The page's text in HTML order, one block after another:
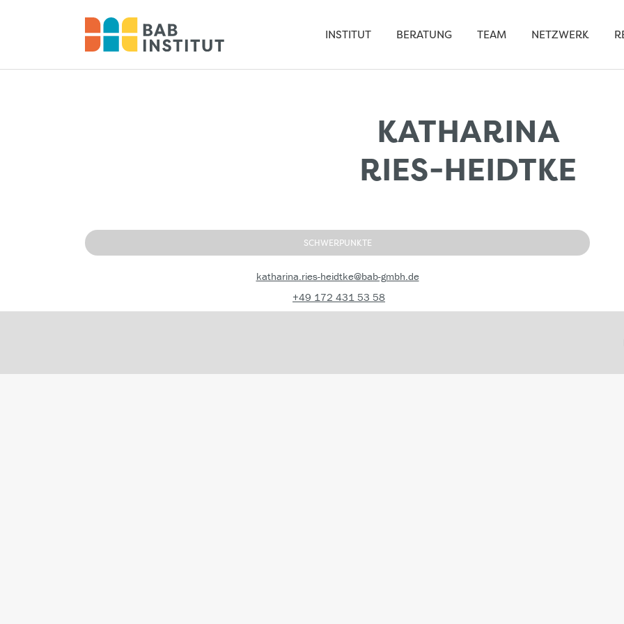
INSTITUT BERATUNG TEAM NETZWERK
KATHARINA
RIES-HEIDTKE
SCHWERPUNKTE
katharina.ries-heidtke@bab-gmbh.de
+49 172 431 53 58